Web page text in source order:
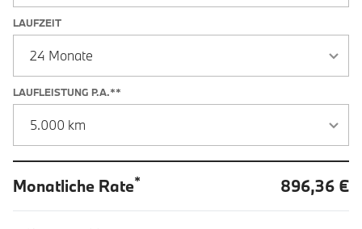
LAUFZEIT
LAUFLEISTUNG P.A.**
Monatliche Rate* 896,36 €